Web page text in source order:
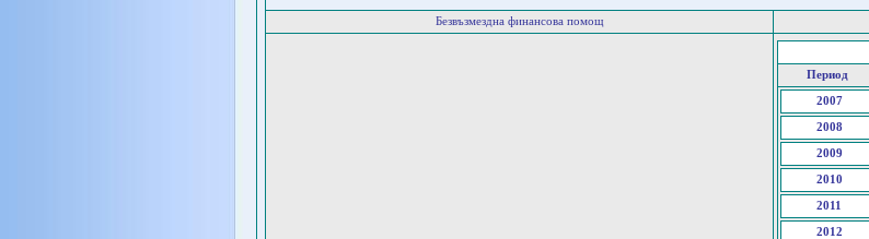
Безвъзмездна финансова помощ
Период
2007
2008
2009
2010
2011
2012